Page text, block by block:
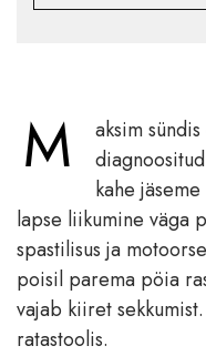
M
aksim
kahe
lapse liikumine väga
spastilisus ja
poisil parema pöia
vajab kiiret
ratastoolis.